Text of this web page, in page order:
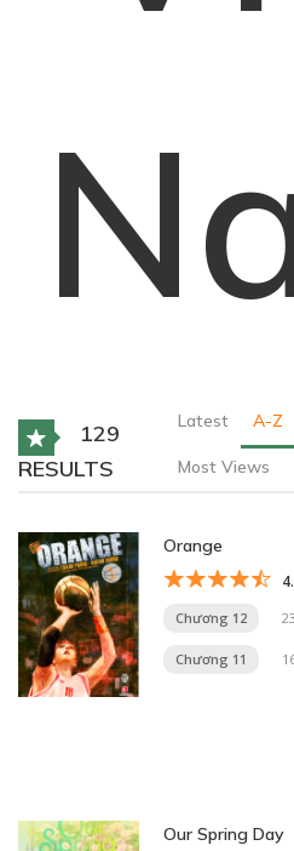
129
RESULTS
Latest A-Z
Most Views
Orange
Chương 12
Chương 11
Our Spring Day